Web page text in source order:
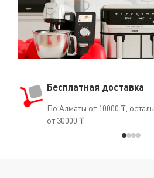
Бесплатная доставка
По Алматы от 10000 ₸,
от 30000 ₸